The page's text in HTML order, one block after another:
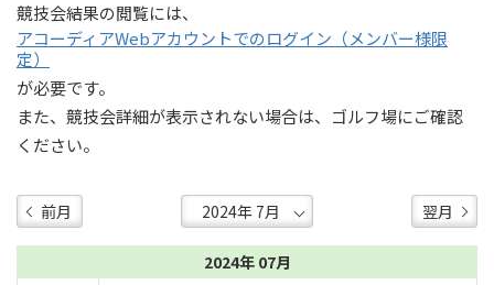
競技会結果の閲覧には、
アコーディアWebアカウントでのログイン（メンバー様限
定）
が必要です。
また、競技会詳細が表示されない場合は、ゴルフ場にご確認
ください。
前月 翌月
2024年 07月